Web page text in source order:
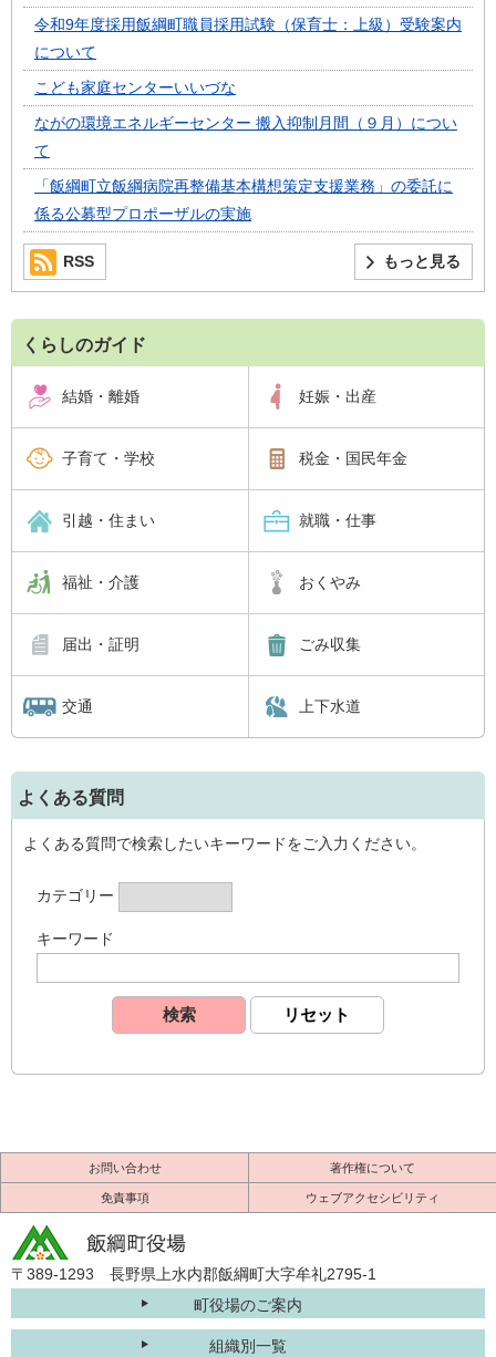
令和9年度採用飯綱町職員採用試験（保育士：上級）受験案内
について
こども家庭センターいいづな
ながの環境エネルギーセンター 搬入抑制月間（９月）につい
て
「飯綱町立飯綱病院再整備基本構想策定支援業務」の委託に
係る公募型プロポーザルの実施
もっと見る
RSS
くらしのガイド
結婚・離婚 妊娠・出産
子育て・学校 税金・国民年金
引越・住まい 就職・仕事
福祉・介護 おくやみ
届出・証明 ごみ収集
交通 上下水道
よくある質問
よくある質問で検索したいキーワードをご入力ください。
カテゴリー
キーワード
お問い合わせ 著作権について
免責事項 ウェブアクセシビリティ
〒389-1293 長野県上水内郡飯綱町大字牟礼2795-1
町役場のご案内
組織別一覧